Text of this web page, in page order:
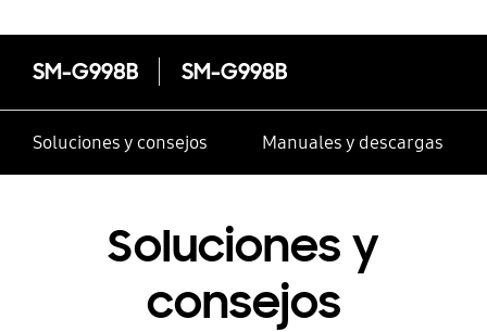
SM-G998B SM-G998B
Soluciones y consejos Manuales y descargas
Soluciones y
consejos